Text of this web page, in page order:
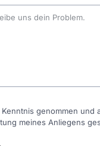
Kenntnis genommen und
meines Anliegens